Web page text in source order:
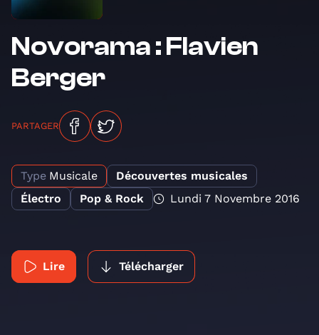
Novorama : Flavien
Berger
PARTAGER
Type Musicale
Découvertes musicales
Électro
Pop & Rock Lundi 7 Novembre 2016
Lire Télécharger